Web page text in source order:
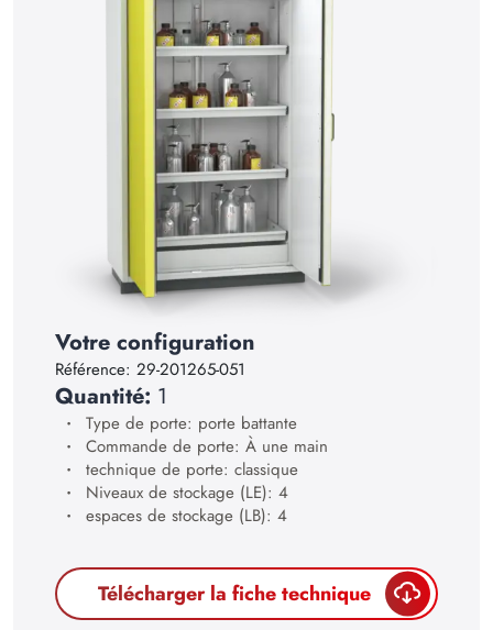
22
23
28
29
Votre configuration
Référence: 29-201265-051
Quantité: 1
Type de porte: porte battante
Commande de porte: À une main
technique de porte: classique
Niveaux de stockage (LE): 4
espaces de stockage (LB): 4
Télécharger la fiche technique